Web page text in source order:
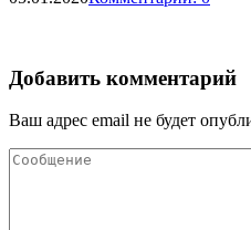
Добавить комментарий
Ваш адрес email не будет